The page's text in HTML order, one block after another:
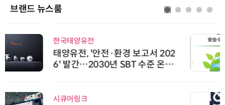
브랜드 뉴스룸
한국태양유전
태양유전, '안전·환경 보고서 202
6' 발간…2030년 SBT 수준 온실
가스 감축 추진
시큐어링크